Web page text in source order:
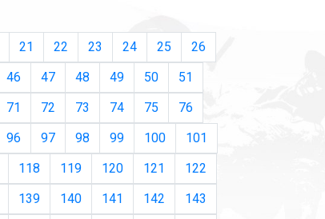
21 22 23 24 25
26
46 47 48 49 50
51
71 72 73 74 75
76
96 97 98 99 100
101
118 119 120 121
122
139 140 141 142
143